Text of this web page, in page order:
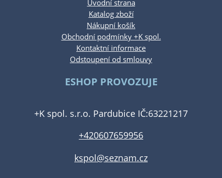
Úvodní strana
Katalog zboží
Nákupní košík
Obchodní podmínky +K spol.
Kontaktní informace
Odstoupení od smlouvy
ESHOP PROVOZUJE
+K spol. s.r.o. Pardubice IČ:63221217
+420607659956
kspol@seznam.cz